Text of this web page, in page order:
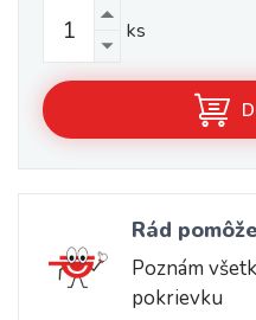
ks
Rád
Poznám
pokrievku